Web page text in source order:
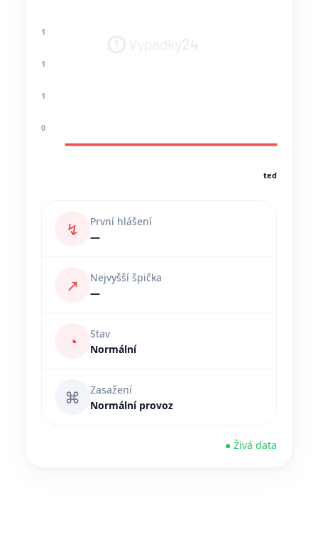
1
1
1
0
teď
↯
První hlášení
—
↗
Nejvyšší špička
—
◔
Stav
Normální
⌘
Zasažení
Normální provoz
● Živá data